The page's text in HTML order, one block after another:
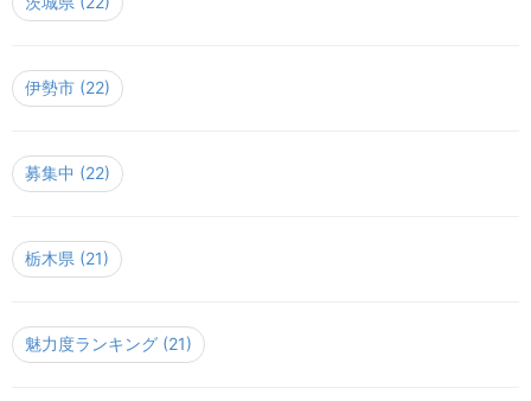
伊勢市 (22)
募集中 (22)
栃木県 (21)
魅力度ランキング (21)